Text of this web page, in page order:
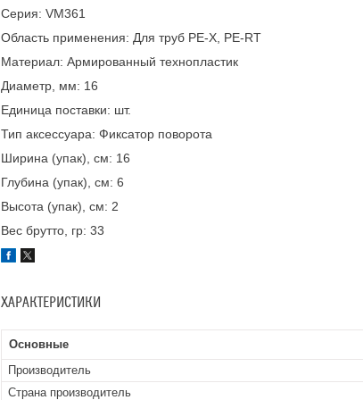
Серия: VM361
Область применения: Для труб PE-X, PE-RT
Материал: Армированный технопластик
Диаметр, мм: 16
Единица поставки: шт.
Тип аксессуара: Фиксатор поворота
Ширина (упак), см: 16
Глубина (упак), см: 6
Высота (упак), см: 2
Вес брутто, гр: 33
ХАРАКТЕРИСТИКИ
Основные
Производитель
Страна производитель